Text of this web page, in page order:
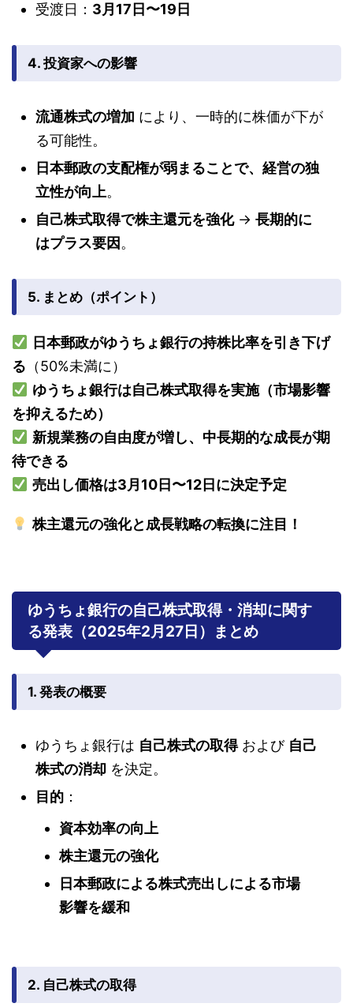
受渡日： 3月17日〜19日
4. 投資家への影響
流通株式の増加 により、一時的に株価が下が
る可能性。
日本郵政の支配権が弱まることで、経営の独
立性が向上。
自己株式取得で株主還元を強化→ 長期的に
はプラス要因 。
5. まとめ（ポイント）
日本郵政がゆうちょ銀行の持株比率を引き下げ
る （50%未満に）
ゆうちょ銀行は自己株式取得を実施（市場影響
を抑えるため）
新規業務の自由度が増し、中長期的な成長が期
待できる
売出し価格は3月10日〜12日に決定予定
株主還元の強化と成長戦略の転換に注目！
ゆうちょ銀行の自己株式取得・消却に関す
る発表（2025年2月27日）まとめ
1. 発表の概要
ゆうちょ銀行は 自己株式の取得および 自己
株式の消却 を決定。
目的 ：
資本効率の向上
株主還元の強化
日本郵政による株式売出しによる市場
影響を緩和
2. 自己株式の取得